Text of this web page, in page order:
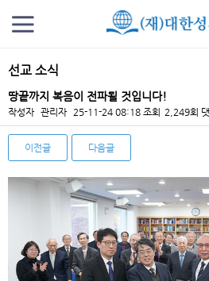
선교 소식
땅끝까지 복음이 전파될 것입니다!
작성자 관리자 25-11-24 08:18 조회 2,249회
이전글 다음글
본문